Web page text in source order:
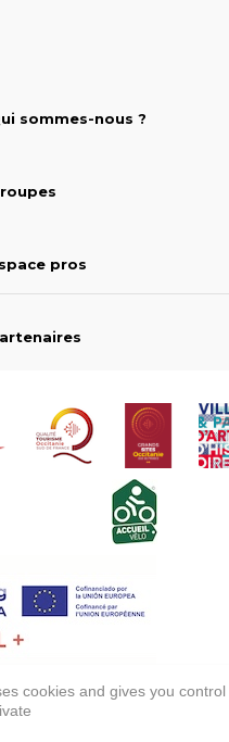
sommes-nous ?
pros
EUROPÉEN DE DÉVELOPPEMENT
cookies and gives you